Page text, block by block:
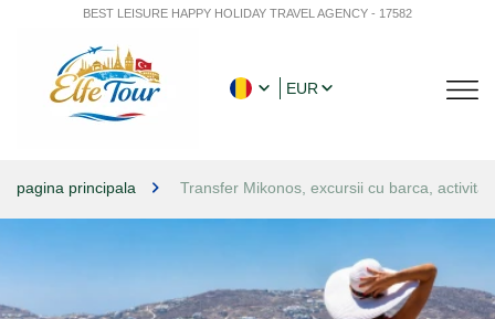
BEST LEISURE HAPPY HOLIDAY TRAVEL AGENCY - 17582
EUR
pagina principala Transfer Mikonos, excursii cu barca,